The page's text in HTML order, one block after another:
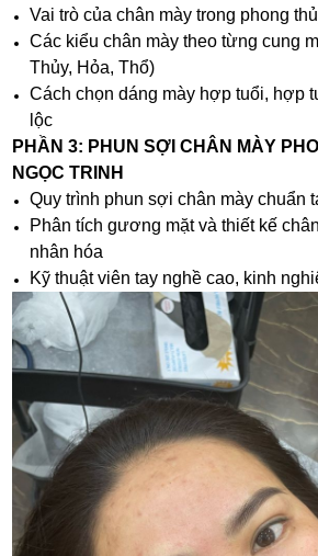
Vai trò của chân mày trong phong
Các kiểu chân mày theo từng cung
Thủy, Hỏa, Thổ)
Cách chọn dáng mày hợp tuổi, hợp
lộc
PHẦN 3: PHUN SỢI CHÂN MÀY
NGỌC TRINH
Quy trình phun sợi chân mày chuẩn
Phân tích gương mặt và thiết kế
nhân hóa
Kỹ thuật viên tay nghề cao, kinh